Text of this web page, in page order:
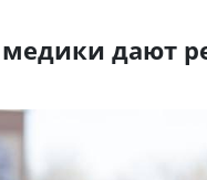
медики дают